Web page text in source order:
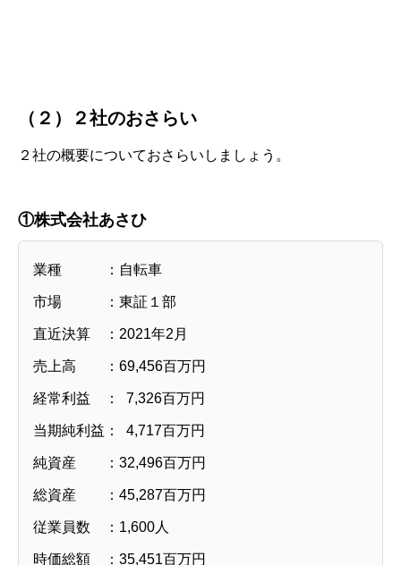
（２）２社のおさらい
２社の概要についておさらいしましょう。
①株式会社あさひ
業種 ：自転車
市場 ：東証１部
直近決算 ：2021年2月
売上高 ：69,456百万円
経常利益 ： 7,326百万円
当期純利益： 4,717百万円
純資産 ：32,496百万円
総資産 ：45,287百万円
従業員数 ：1,600人
時価総額 ：35,451百万円